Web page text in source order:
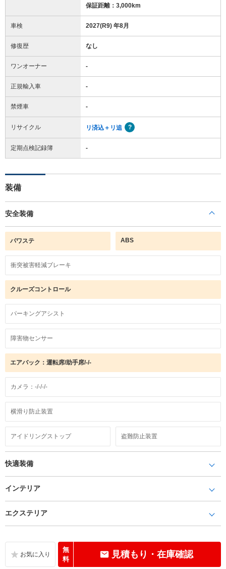
保証距離：3,000km
車検 2027(R9) 年8月
修復歴 なし
ワンオーナー -
正規輸入車 -
禁煙車 -
リサイクル リ済込＋リ追
定期点検記録簿 -
装備
安全装備
パワステ ABS
衝突被害軽減ブレーキ
クルーズコントロール
パーキングアシスト
障害物センサー
エアバック：運転席/助手席/-/-
カメラ：-/-/-/-
横滑り防止装置
アイドリングストップ 盗難防止装置
快適装備
インテリア
エクステリア
無
料
見積もり・在庫確認